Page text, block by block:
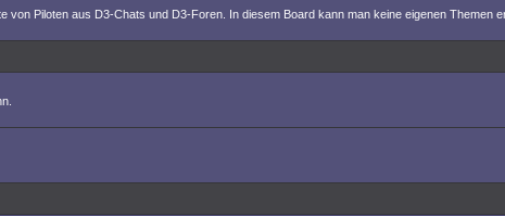
Piloten aus D3-Chats und D3-Foren. In diesem Board kann man keine eigenen Themen